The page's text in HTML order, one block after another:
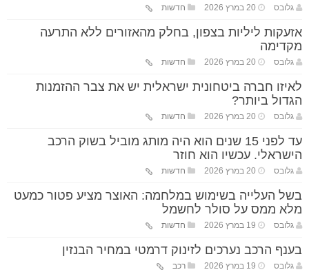
גלובס 20 במרץ 2026 חדשות
אזעקות ליליות בצפון, בחלק מהאזורים ללא התרעה
מקדימה
גלובס 20 במרץ 2026 חדשות
לאיזו חברה ביטחונית ישראלית יש את צבר ההזמנות
הגדול ביותר?
גלובס 20 במרץ 2026 חדשות
עד לפני 15 שנים הוא היה מותג מוביל בשוק הרכב
הישראלי. עכשיו הוא חוזר
גלובס 20 במרץ 2026 חדשות
בשל העלייה בשימוש במלחמה: האוצר מציע פטור כמעט
מלא ממס על סולר לחשמל
גלובס 19 במרץ 2026 חדשות
בענף הרכב נערכים לזינוק דרמטי במחיר הבנזין
גלובס 19 במרץ 2026 רכב